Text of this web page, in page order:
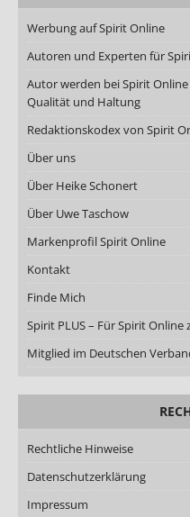
Werbung auf Spirit Online
Autoren und Experten für
Autor werden bei Spirit
Qualität und Haltung
Redaktionskodex von Spirit
Über uns
Über Heike Schonert
Über Uwe Taschow
Markenprofil Spirit Online
Kontakt
Finde Mich
Spirit PLUS – Für Spirit Online
Mitglied im Deutschen
Rechtliche Hinweise
Datenschutzerklärung
Impressum